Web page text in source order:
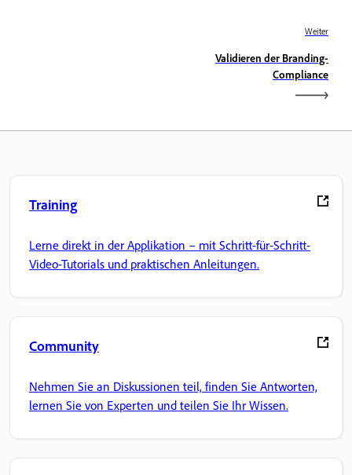
Weiter
Validieren der Branding-
Compliance
Training
Lerne direkt in der Applikation – mit Schritt-für-Schritt-
Video-Tutorials und praktischen Anleitungen.
Community
Nehmen Sie an Diskussionen teil, finden Sie Antworten,
lernen Sie von Experten und teilen Sie Ihr Wissen.